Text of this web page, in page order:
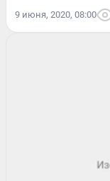
9 июня, 2020, 08:00